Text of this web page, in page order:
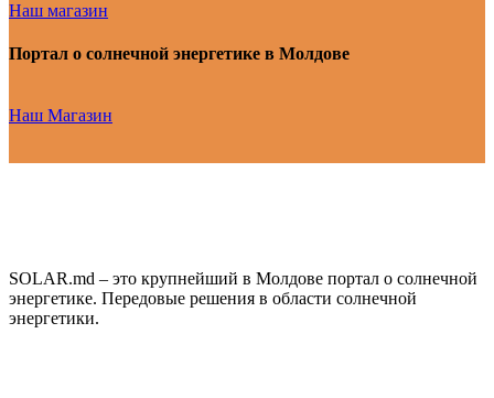
Наш магазин
Портал о солнечной энергетике в Молдове
Наш Магазин
SOLAR.md – это крупнейший в Молдове портал о солнечной
энергетике. Передовые решения в области солнечной
энергетики.